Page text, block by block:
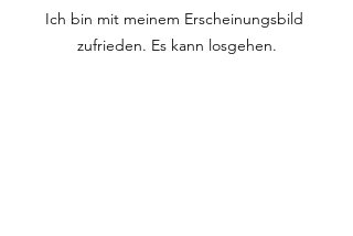
Ich bin mit meinem Erscheinungsbild
zufrieden. Es kann losgehen.